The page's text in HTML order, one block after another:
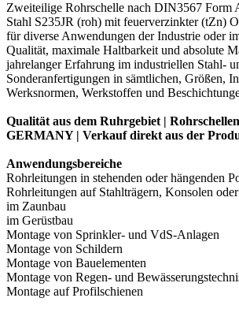
Zweiteilige Rohrschelle nach DIN3567 Form
Stahl S235JR (roh) mit feuerverzinkter (tZn)
für diverse Anwendungen der Industrie oder
Qualität, maximale Haltbarkeit und absolute
jahrelanger Erfahrung im industriellen Stahl-
Sonderanfertigungen in sämtlichen, Größen,
Werksnormen, Werkstoffen und
Qualität aus dem Ruhrgebiet |
GERMANY | Verkauf direkt aus der
Anwendungsbereiche
Rohrleitungen in stehenden oder hängenden
Rohrleitungen auf Stahlträgern, Konsolen
im Zaunbau
im Gerüstbau
Montage von Sprinkler- und VdS-Anlagen
Montage von Schildern
Montage von Bauelementen
Montage von Regen- und
Montage auf Profilschienen